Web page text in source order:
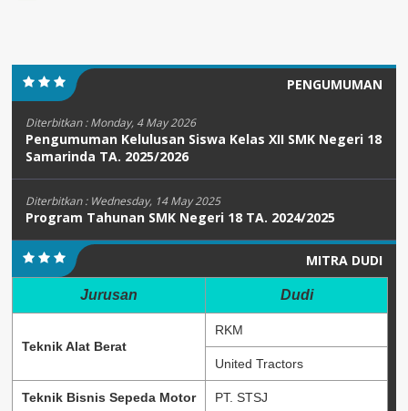
PENGUMUMAN
Diterbitkan :Monday, 4 May 2026
Pengumuman Kelulusan Siswa Kelas XII SMK Negeri 18
Samarinda TA. 2025/2026
Diterbitkan : Wednesday, 14 May 2025
Program Tahunan SMK Negeri 18 TA. 2024/2025
MITRA DUDI
Jurusan Dudi
Teknik Alat Berat
RKM
United Tractors
Teknik Bisnis Sepeda Motor PT. STSJ